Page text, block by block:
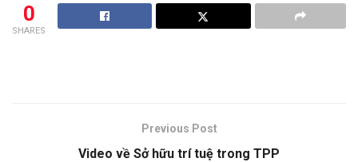
0
SHARES
Previous Post
Video về Sở hữu trí tuệ trong TPP